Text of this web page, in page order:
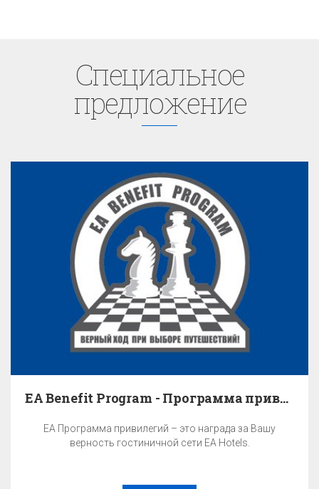
Cпециaльное
предложение
EA Benefit Program - Программа привилегий
EA Программа привилегий – это награда за Вашу
верность гостиничной сети EA Hotels.